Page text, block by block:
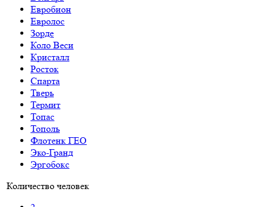
Евробион
Евролос
Зорде
Коло Веси
Кристалл
Росток
Спарта
Тверь
Термит
Топас
Тополь
Флотенк ГЕО
Эко-Гранд
Эргобокс
Количество человек